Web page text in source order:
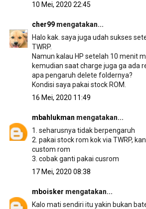
10 Mei, 2020 22:45
cher99mengatakan...
Halo kak. saya juga udah sukses
TWRP.
Namun kalau HP setelah 10 menit
kemudian saat charge juga ga ada
apa pengaruh delete foldernya?
Kondisi saya pakai stock ROM.
16 Mei, 2020 11:49
mbahlukman mengatakan...
1. seharusnya tidak berpengaruh
2. pakai stock rom kok via TWRP,
custom rom
3. cobak ganti pakai cusrom
17 Mei, 2020 08:38
mboisker mengatakan...
Kalo mati sendiri itu yakin bukan